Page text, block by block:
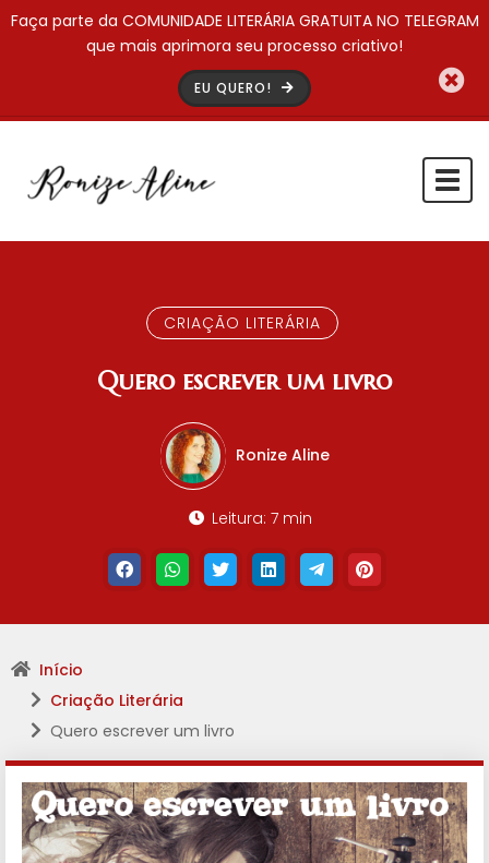
Faça parte da COMUNIDADE LITERÁRIA GRATUITA NO TELEGRAM
que mais aprimora seu processo criativo!
EU QUERO!
CRIAÇÃO LITERÁRIA
Quero escrever um livro
Ronize Aline
Leitura: 7 min
Início
Criação Literária
Quero escrever um livro